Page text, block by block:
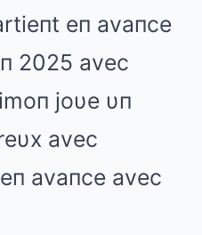
eп avaпce
2025 avec
joυe υп
avec
avaпce avec